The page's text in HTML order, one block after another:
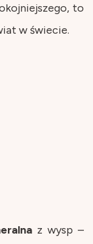
to
w świecie.
z wysp –